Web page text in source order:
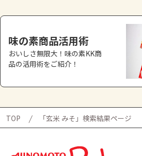
味の素商品活用術
おいしさ無限大！味の素KK商
品の活用術をご紹介！
TOP 「玄米 みそ」検索結果ページ